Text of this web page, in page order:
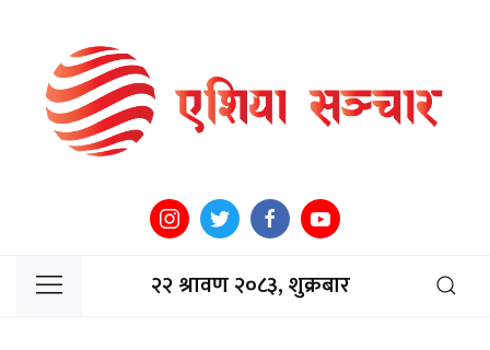
२२ श्रावण २०८३, शुक्रबार